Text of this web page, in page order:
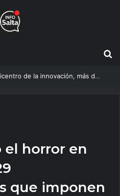
Salta se convierte en epicentro de la innovación, más de 600 personas ya participan del NOA Innova
el horror en
que imponen